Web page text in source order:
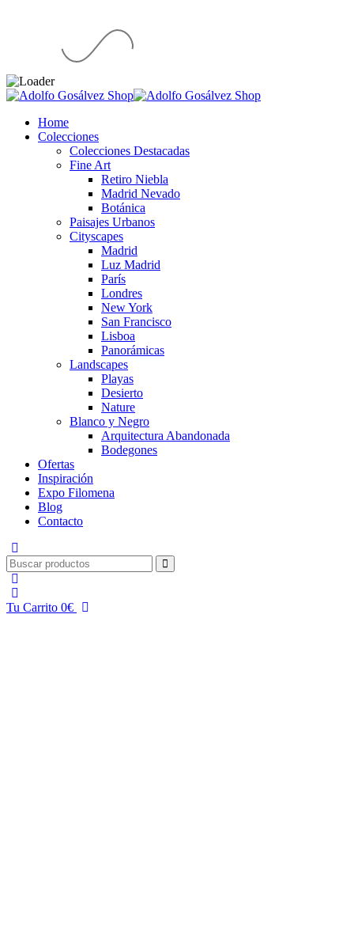
Home
Colecciones
Colecciones Destacadas
Fine Art
Retiro Niebla
Madrid Nevado
Botánica
Paisajes Urbanos
Cityscapes
Madrid
Luz Madrid
París
Londres
New York
San Francisco
Lisboa
Panorámicas
Landscapes
Playas
Desierto
Nature
Blanco y Negro
Arquitectura Abandonada
Bodegones
Ofertas
Inspiración
Expo Filomena
Blog
Contacto
Tu Carrito 0€